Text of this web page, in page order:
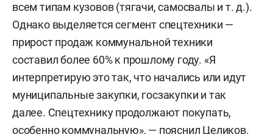
всем типам кузовов (тягачи, самосвалы и т. д.).
Однако выделяется сегмент спецтехники —
прирост продаж коммунальной техники
составил более 60% к прошлому году. «Я
интерпретирую это так, что начались или идут
муниципальные закупки, госзакупки и так
далее. Спецтехнику продолжают покупать,
особенно коммунальную», — пояснил Целиков.